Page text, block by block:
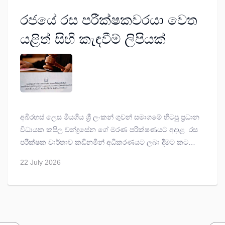
රජයේ රස පරීක්ෂකවරයා වෙත
යළිත් සිහි කැඳවීම් ලිපියක්
අබිරහස් ලෙස මියගිය ශ්‍රී ලංකන් ගුවන් සමාගමේ හිටපු ප්‍රධාන
විධායක කපිල චන්ද්‍රසේන ගේ මරණ පරික්ෂණයට අදාළ රස
පරීක්ෂක වාර්තාව කඩිනමින් අධිකරණයට ලබා දීමට කටයුතු
මහේස්ත්‍රාත් පසන් අමරසේන අද (22) යළිත් සිහි කැඳවීම්
22 July 2026